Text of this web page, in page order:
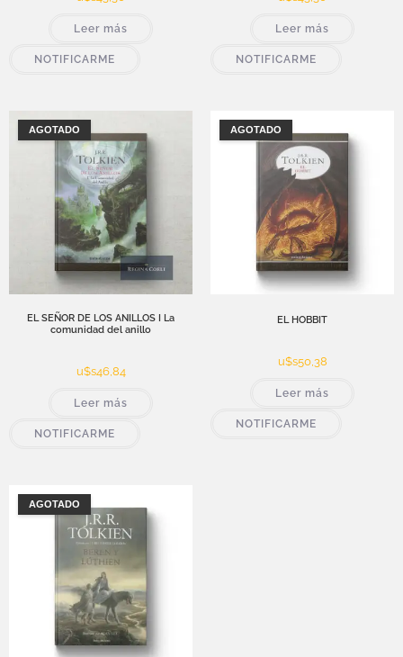
Leer más
NOTIFICARME
Leer más
NOTIFICARME
AGOTADO
EL SEÑOR DE LOS ANILLOS I La
comunidad del anillo
u$s46,84
Leer más
NOTIFICARME
AGOTADO
EL HOBBIT
u$s50,38
Leer más
NOTIFICARME
AGOTADO